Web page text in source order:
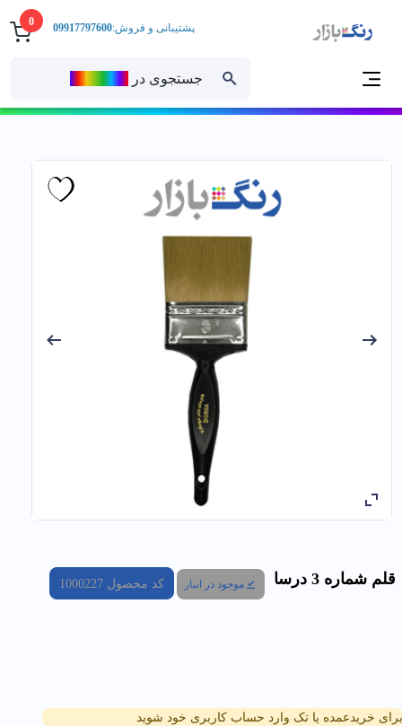
0
جستجوی در
پشتیبانی و فروش:09917797600
قلم شماره 3 درسا موجود در انبار کد محصول 1000227
برای خریدعمده یا تک وارد حساب کاربری خود شوید